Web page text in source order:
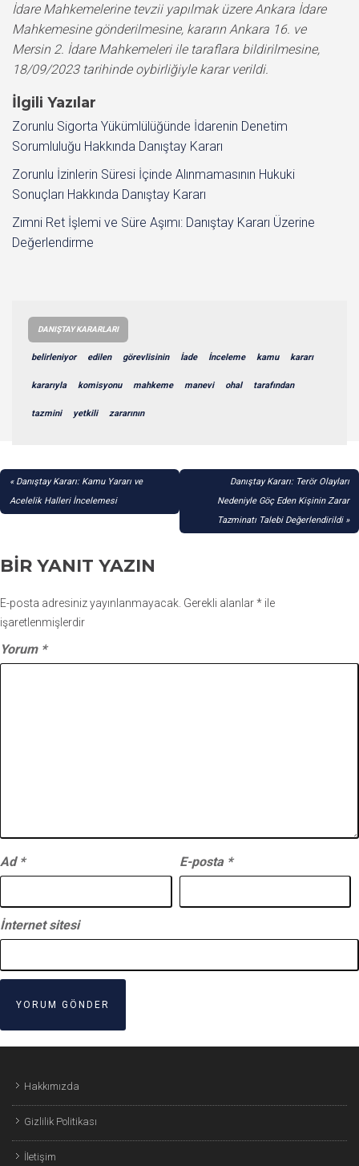
İdare Mahkemelerine tevzii yapılmak üzere Ankara İdare
Mahkemesine gönderilmesine, kararın Ankara 16. ve
Mersin 2. İdare Mahkemeleri ile taraflara bildirilmesine,
18/09/2023 tarihinde oybirliğiyle karar verildi.
İlgili Yazılar
Zorunlu Sigorta Yükümlülüğünde İdarenin Denetim
Sorumluluğu Hakkında Danıştay Kararı
Zorunlu İzinlerin Süresi İçinde Alınmamasının Hukuki
Sonuçları Hakkında Danıştay Kararı
Zımni Ret İşlemi ve Süre Aşımı: Danıştay Kararı Üzerine
Değerlendirme
DANIŞTAY KARARLARI
belirleniyor edilen görevlisinin İade İnceleme kamu kararı
kararıyla komisyonu mahkeme manevi ohal tarafından
tazmini yetkili zararının
YAZI
GEZINMESI
Danıştay Kararı: Kamu Yararı ve
Acelelik Halleri İncelemesi
Danıştay Kararı: Terör Olayları
Nedeniyle Göç Eden Kişinin Zarar
Tazminatı Talebi Değerlendirildi
BIR YANIT YAZIN
E-posta adresiniz yayınlanmayacak. Gerekli alanlar* ile
işaretlenmişlerdir
Yorum *
Ad * E-posta *
İnternet sitesi
Hakkımızda
Gizlilik Politikası
İletişim